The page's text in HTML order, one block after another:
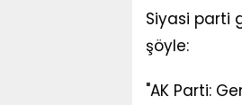
Siyasi parti
şöyle:
"AK Parti: